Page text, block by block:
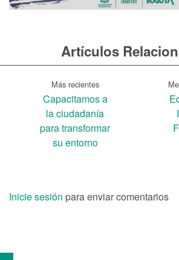
Artículos
Más recientes
Capacitamos a
la ciudadanía
para transformar
su entorno
Inicie sesión para enviar comentarios